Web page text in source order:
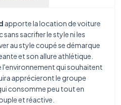
apporte la location de voiture
sacrifier le style ni les
au style coupé se démarque
et son allure athlétique.
l'environnement qui souhaitent
apprécieront le groupe
consomme peu tout en
et réactive.